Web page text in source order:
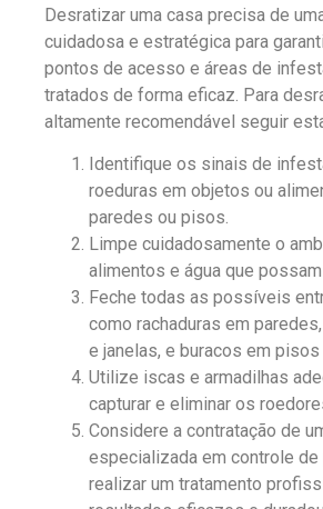
Desratizar uma casa precisa de
cuidadosa e estratégica para
pontos de acesso e áreas de
tratados de forma eficaz. Para
altamente recomendável seguir
Identifique os sinais de
roeduras em objetos ou
paredes ou pisos.
Limpe cuidadosamente o
alimentos e água que
Feche todas as possíveis
como rachaduras em
e janelas, e buracos em
Utilize iscas e armadilhas
capturar e eliminar os
Considere a contratação de
especializada em controle de
realizar um tratamento